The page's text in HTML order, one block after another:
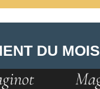
DU MOIS